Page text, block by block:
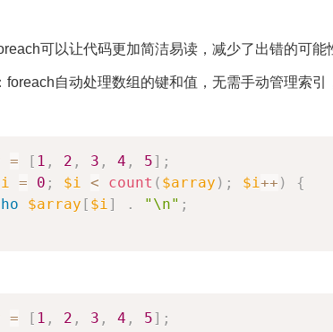
可以让代码更加简洁易读，减少了出错的可能
foreach自动处理数组的键和值，无需手动管理索引
= [ 1 , 2 , 3 , 4 , 5] ;
= 0 ; $i < count ( $array ) ; $i++ )
{
$array [ $i] . "\n" ;
= [ 1 , 2 , 3 , 4 , 5] ;